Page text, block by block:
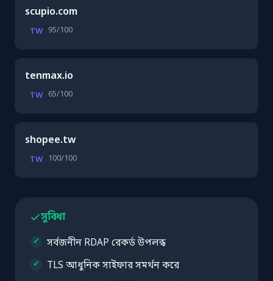
scupio.com
TW 95/100
tenmax.io
TW 65/100
shopee.tw
TW 100/100
সুবিধা
সর্বজনীন RDAP রেকর্ড উপলব্ধ
TLS আধুনিক সাইফার সমর্থন করে